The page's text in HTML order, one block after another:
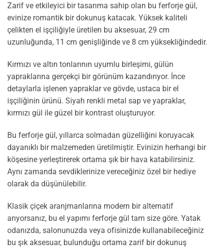
Zarif ve etkileyici bir tasarıma sahip olan bu ferforje gül,
evinize romantik bir dokunuş katacak. Yüksek kaliteli
çelikten el işçiliğiyle üretilen bu aksesuar, 29 cm
uzunluğunda, 11 cm genişliğinde ve 8 cm yüksekliğindedir.
Kırmızı ve altın tonlarının uyumlu birleşimi, gülün
yapraklarına gerçekçi bir görünüm kazandırıyor. İnce
detaylarla işlenen yapraklar ve gövde, ustaca bir el
işçiliğinin ürünü. Siyah renkli metal sap ve yapraklar,
kırmızı gül ile güzel bir kontrast oluşturuyor.
Bu ferforje gül, yıllarca solmadan güzelliğini koruyacak
dayanıklı bir malzemeden üretilmiştir. Evinizin herhangi bir
köşesine yerleştirerek ortama şık bir hava katabilirsiniz.
Aynı zamanda sevdiklerinize vereceğiniz özel bir hediye
olarak da düşünülebilir.
Klasik çiçek aranjmanlarına modern bir alternatif
arıyorsanız, bu el yapımı ferforje gül tam size göre. Yatak
odanızda, salonunuzda veya ofisinizde kullanabileceğiniz
bu şık aksesuar, bulunduğu ortama zarif bir dokunuş